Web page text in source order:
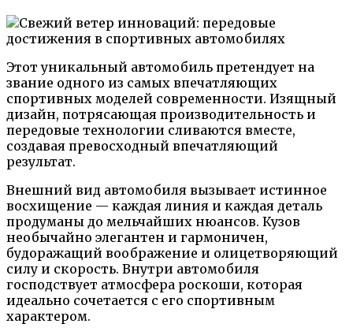
Этот уникальный автомобиль претендует на
звание одного из самых впечатляющих
спортивных моделей современности. Изящный
дизайн, потрясающая производительность и
передовые технологии сливаются вместе,
создавая превосходный впечатляющий
результат.
Внешний вид автомобиля вызывает истинное
восхищение — каждая линия и каждая деталь
продуманы до мельчайших нюансов. Кузов
необычайно элегантен и гармоничен,
будоражащий воображение и олицетворяющий
силу и скорость. Внутри автомобиля
господствует атмосфера роскоши, которая
идеально сочетается с его спортивным
характером.